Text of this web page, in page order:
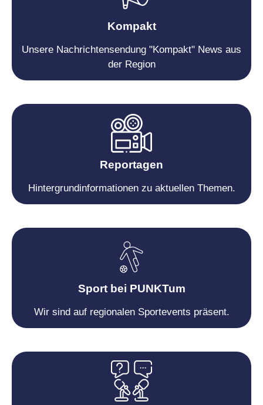
Kompakt
Unsere Nachrichtensendung "Kompakt" News aus
der Region
Reportagen
Hintergrundinformationen zu aktuellen Themen.
Sport bei PUNKTum
Wir sind auf regionalen Sportevents präsent.